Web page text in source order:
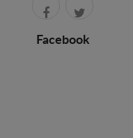
Facebook